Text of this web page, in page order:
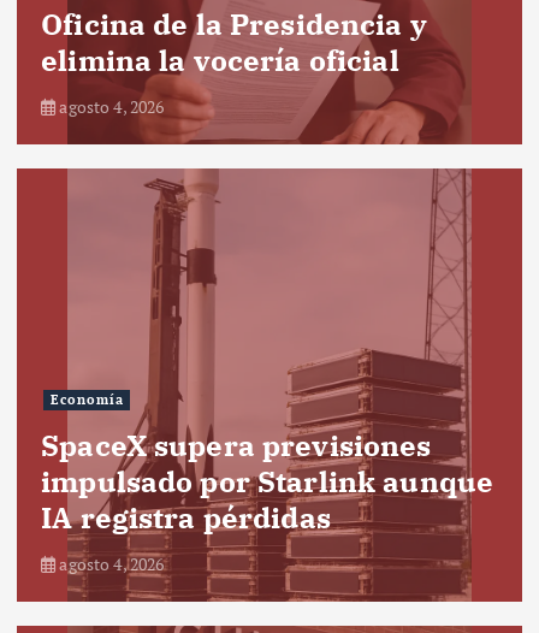
Oficina de la Presidencia y
elimina la vocería oficial
agosto 4, 2026
Economía
SpaceX supera previsiones
impulsado por Starlink aunque
IA registra pérdidas
agosto 4, 2026